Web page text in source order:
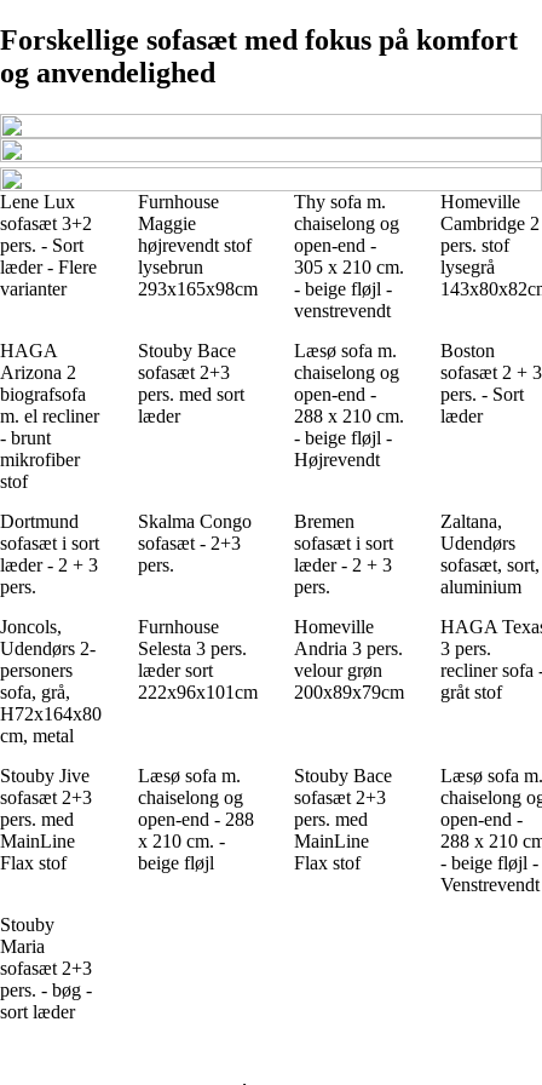
Forskellige sofasæt med fokus på komfort
og anvendelighed
Lene Lux
sofasæt 3+2
pers. - Sort
læder - Flere
varianter
Furnhouse
Maggie
højrevendt stof
lysebrun
293x165x98cm
Thy sofa m.
chaiselong og
open-end -
305 x 210 cm.
- beige fløjl -
venstrevendt
Homeville
Cambridge 2
pers. stof
lysegrå
HAGA
Arizona 2
biografsofa
m. el recliner
- brunt
mikrofiber
stof
Stouby Bace
sofasæt 2+3
pers. med sort
læder
Læsø sofa m.
chaiselong og
open-end -
288 x 210 cm.
- beige fløjl -
Højrevendt
Boston
sofasæt 2 + 3
pers. - Sort
læder
Dortmund
sofasæt i sort
læder - 2 + 3
pers.
Skalma Congo
sofasæt - 2+3
pers.
Bremen
sofasæt i sort
læder - 2 + 3
pers.
Zaltana,
Udendørs
sofasæt, sort,
aluminium
Joncols,
Udendørs 2-
personers
sofa, grå,
H72x164x80
cm, metal
Furnhouse
Selesta 3 pers.
læder sort
222x96x101cm
Homeville
Andria 3 pers.
velour grøn
200x89x79cm
HAGA
3 pers.
recliner sofa
gråt stof
Stouby Jive
sofasæt 2+3
pers. med
MainLine
Flax stof
Læsø sofa m.
chaiselong og
open-end - 288
x 210 cm. -
beige fløjl
Stouby Bace
sofasæt 2+3
pers. med
MainLine
Flax stof
Læsø sofa m.
chaiselong
open-end -
288 x 210
- beige fløjl -
Venstrevendt
Stouby
Maria
sofasæt 2+3
pers. - bøg -
sort læder